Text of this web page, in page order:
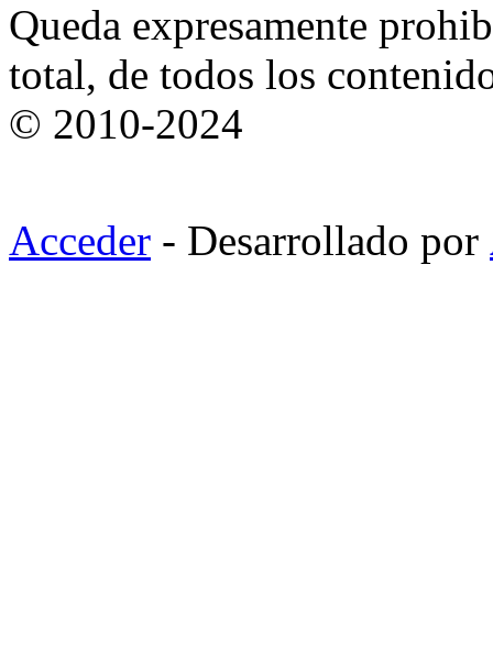
Queda expresamente
total, de todos los
© 2010-2024
Acceder - Desarrollado por